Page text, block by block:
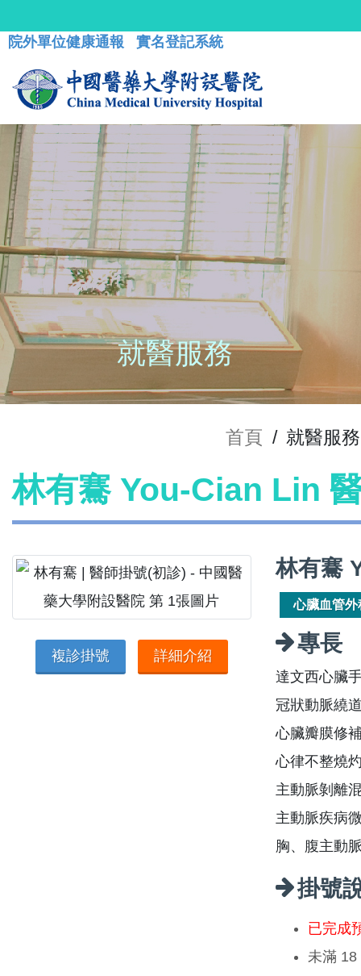
院外單位健康通報 實名登記系統
就醫服務
首頁 / 就醫服務
林有騫 You-Cian Lin
複診掛號 詳細介紹
林有騫
心臟血管外
專長
達文西心臟
冠狀動脈繞
心臟瓣膜修
心律不整燒
主動脈剝離
主動脈疾病
胸、腹主動
掛號
已完成
未滿 18